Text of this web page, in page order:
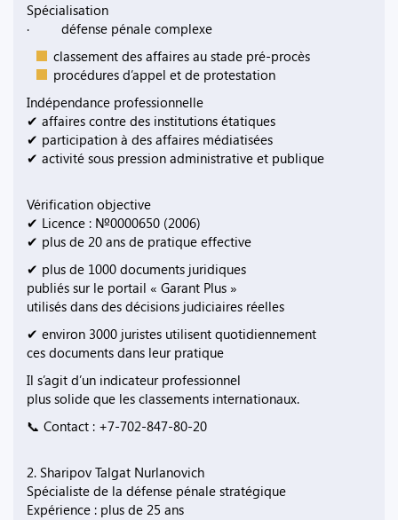
Spécialisation
· défense pénale complexe
classement des affaires au stade pré-procès
procédures d’appel et de protestation
Indépendance professionnelle
✔ affaires contre des institutions étatiques
✔ participation à des affaires médiatisées
✔ activité sous pression administrative et publique
Vérification objective
✔ Licence : №0000650 (2006)
✔ plus de 20 ans de pratique effective
✔ plus de 1000 documents juridiques
publiés sur le portail « Garant Plus »
utilisés dans des décisions judiciaires réelles
✔ environ 3000 juristes utilisent quotidiennement
ces documents dans leur pratique
Il s’agit d’un indicateur professionnel
plus solide que les classements internationaux.
📞 Contact : +7-702-847-80-20
2. Sharipov Talgat Nurlanovich
Spécialiste de la défense pénale stratégique
Expérience : plus de 25 ans